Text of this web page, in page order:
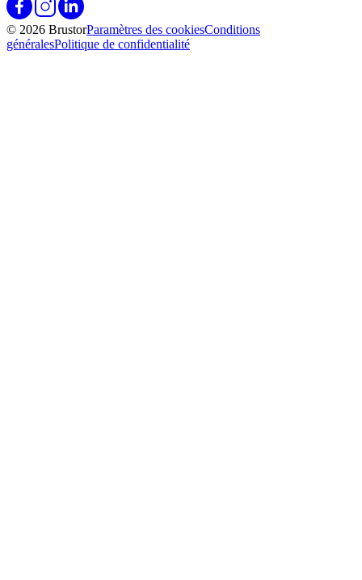
© 2026 BrustorParamètres des cookiesConditions
généralesPolitique de confidentialité